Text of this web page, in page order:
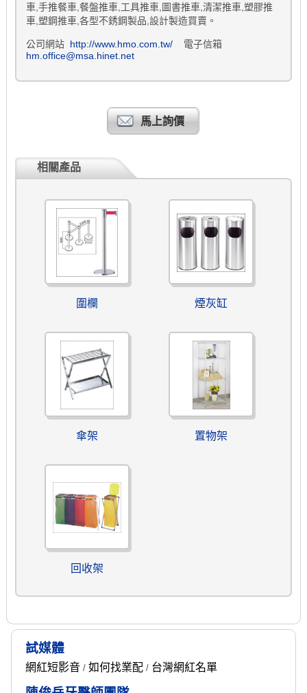
車,手推餐車,餐盤推車,工具推車,圖書推車,清潔推車,塑膠推
車,塑鋼推車,各型不銹鋼製品,設計製造買賣。
公司網站 http://www.hmo.com.tw/電子信箱
hm.office@msa.hinet.net
馬上詢價
相關產品
圍欄 煙灰缸
傘架 置物架
回收架
試媒體
網紅短影音/ 如何找業配/ 台灣網紅名單